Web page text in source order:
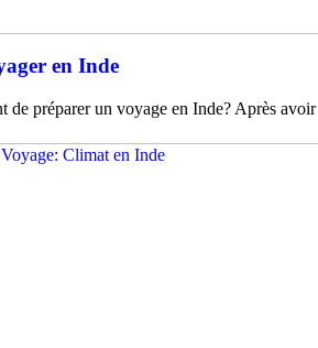
en Inde
de préparer un voyage en Inde? Après avoir